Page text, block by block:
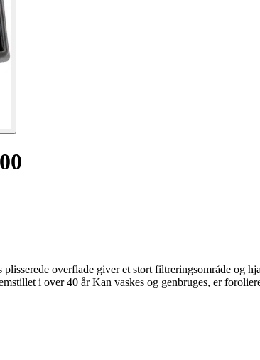
overflade giver et stort filtreringsområde og
i over 40 år Kan vaskes og genbruges, er